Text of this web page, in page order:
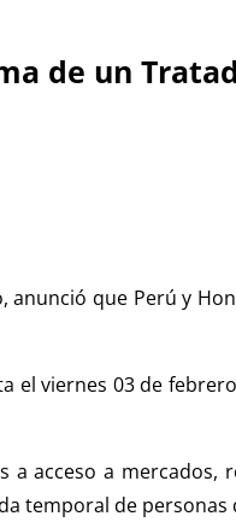
de un
que Perú y
el viernes 03 de
acceso a mercados,
temporal de personas